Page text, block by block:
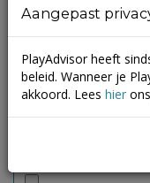
Aangepast
PlayAdvisor heeft
beleid. Wanneer je
akkoord. Lees hier